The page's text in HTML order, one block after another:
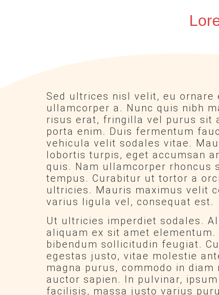
Sed ultrices nisl velit, eu ornare
ullamcorper a. Nunc quis nibh
risus erat, fringilla vel purus sit
porta enim. Duis fermentum
vehicula velit sodales vitae.
lobortis turpis, eget accumsan
quis. Nam ullamcorper rhoncus
tempus. Curabitur ut tortor a
ultricies. Mauris maximus velit
varius ligula vel, consequat est.
Ut ultricies imperdiet sodales.
aliquam ex sit amet elementum.
bibendum sollicitudin feugiat.
egestas justo, vitae molestie
magna purus, commodo in diam
auctor sapien. In pulvinar,
facilisis, massa justo varius